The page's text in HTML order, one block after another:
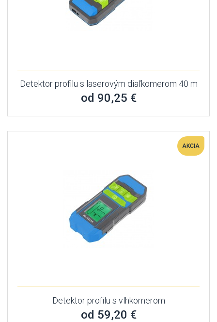
Detektor profilu s laserovým diaľkomerom 40 m
od 90,25 €
AKCIA
Detektor profilu s vlhkomerom
od 59,20 €